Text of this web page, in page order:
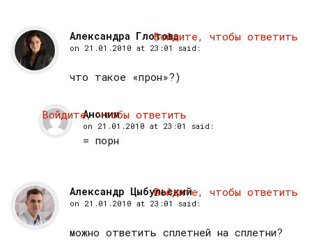
Александра Глотова
on 21.01.2010 at 23:01 said:
что такое «прон»?)
Войдите, чтобы ответить
Аноним
on 21.01.2010 at 23:01 said:
= порн
Войдите, чтобы ответить
Александр Цыбульский
on 21.01.2010 at 23:01 said:
можно ответить сплетней на сплетни?
Войдите, чтобы ответить